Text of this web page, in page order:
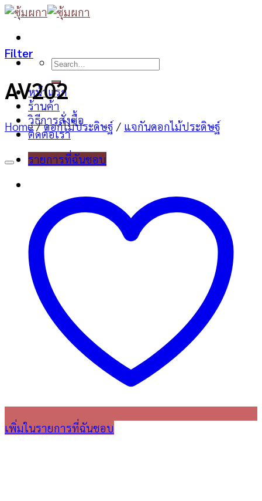
Skip
content
Search
หน้าแรก
ร้านค้า
วิธีการสั่งซื้อ
ติดต่อเรา
รายการที่ฉันชอบ
Filter
AV202
Home / ดอกไม้ประดิษฐ์ / แจกันดอกไม้ประดิษฐ์
เพิ่มในรายการที่ฉันชอบ